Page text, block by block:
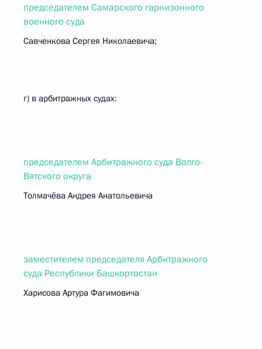
председателем Самарского гарнизонного
военного суда
Савченкова Сергея Николаевича;
г) в арбитражных судах:
председателем Арбитражного суда Волго-
Вятского округа
Толмачёва Андрея Анатольевича
заместителем председателя Арбитражного
суда Республики Башкортостан
Харисова Артура Фагимовича